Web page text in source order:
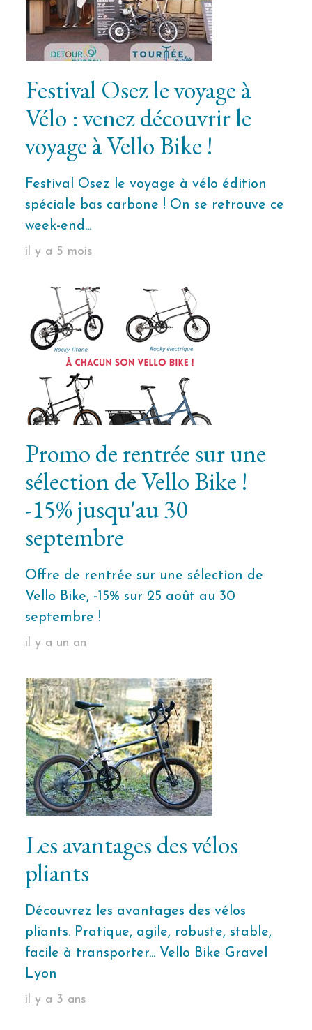
Festival Osez le voyage à
Vélo : venez découvrir le
voyage à Vello Bike !
Festival Osez le voyage à vélo édition
spéciale bas carbone ! On se retrouve ce
week-end...
il y a 5 mois
Promo de rentrée sur une
sélection de Vello Bike !
-15% jusqu'au 30
septembre
Offre de rentrée sur une sélection de
Vello Bike, -15% sur 25 août au 30
septembre !
il y a un an
Les avantages des vélos
pliants
Découvrez les avantages des vélos
pliants. Pratique, agile, robuste, stable,
facile à transporter... Vello Bike Gravel
Lyon
il y a 3 ans